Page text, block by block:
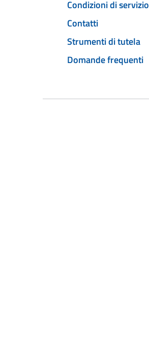
Condizioni di servizio
Contatti
Strumenti di tutela
Domande frequenti